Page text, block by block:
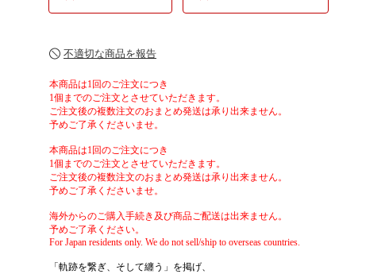
不適切な商品を報告
本商品は1回のご注文につき
1個までのご注文とさせていただきます。
ご注文後の複数注文のおまとめ発送は承り出来ません。
予めご了承くださいませ。
本商品は1回のご注文につき
1個までのご注文とさせていただきます。
ご注文後の複数注文のおまとめ発送は承り出来ません。
予めご了承くださいませ。
海外からのご購入手続き及び商品ご配送は出来ません。
予めご了承ください。
For Japan residents only. We do not sell/ship to overseas countries.
「軌跡を繋ぎ、そして纏う」を掲げ、